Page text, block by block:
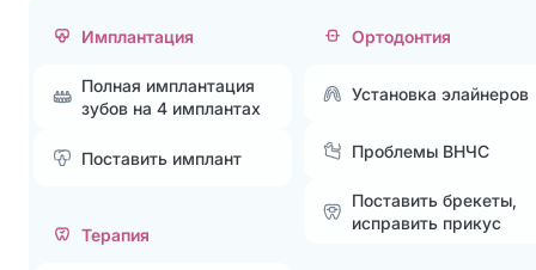
Имплантация
Полная имплантация
зубов на 4 имплантах
Поставить имплант
Терапия
Ортодонтия
Установка элайнеров
Проблемы ВНЧС
Поставить брекеты,
исправить прикус